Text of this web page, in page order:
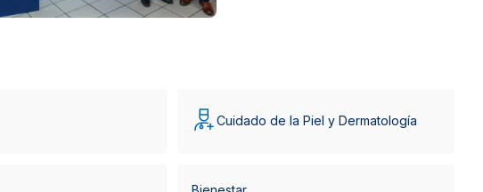
Cuidado de la Piel y Dermatología